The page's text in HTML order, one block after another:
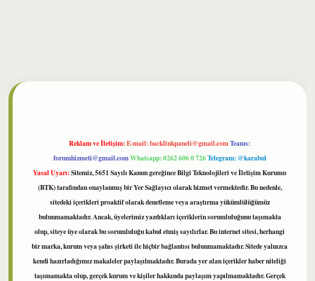
Reklam ve İletişim:E-mail:backlinkpaneli@gmail.comTeams:
forumhizmeti@gmail.comWhatsapp: 0262 606 0 726Telegram: @karabul
Yasal Uyarı:Sitemiz, 5651 Sayılı Kanun gereğince Bilgi Teknolojileri ve İletişim Kurumu
(BTK) tarafından onaylanmış bir Yer Sağlayıcı olarak hizmet vermektedir. Bu nedenle,
sitedeki içerikleri proaktif olarak denetleme veya araştırma yükümlülüğümüz
bulunmamaktadır. Ancak, üyelerimiz yazdıkları içeriklerin sorumluluğunu taşımakta
olup, siteye üye olarak bu sorumluluğu kabul etmiş sayılırlar. Bu internet sitesi, herhangi
bir marka, kurum veya şahıs şirketi ile hiçbir bağlantısı bulunmamaktadır. Sitede yalnızca
kendi hazırladığımız makaleler paylaşılmaktadır. Burada yer alan içerikler haber niteliği
taşımamakta olup, gerçek kurum ve kişiler hakkında paylaşım yapılmamaktadır. Gerçek